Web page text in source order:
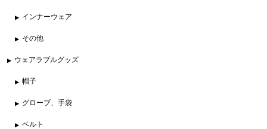
インナーウェア
その他
ウェアラブルグッズ
帽子
グローブ、手袋
ベルト